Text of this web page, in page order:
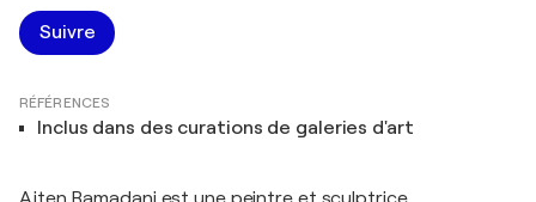
Suivre
RÉFÉRENCES
Inclus dans des curations de galeries d'art